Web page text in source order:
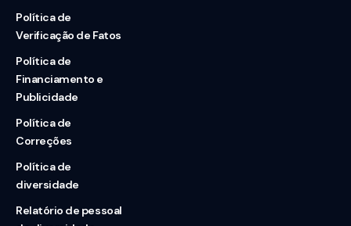
Política de
Verificação de Fatos
Política de
Financiamento e
Publicidade
Política de
Correções
Política de
diversidade
Relatório de pessoal